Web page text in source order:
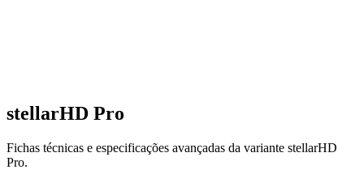
stellarHD Pro
Fichas técnicas e especificações avançadas da variante stellarHD
Pro.